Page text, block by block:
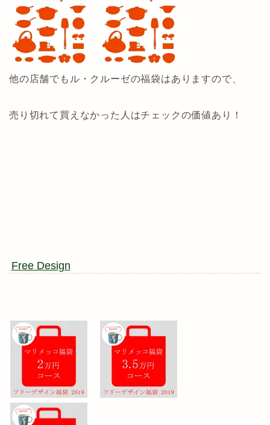
他の店舗でもル・クルーゼの福袋はありますので、
売り切れて買えなかった人はチェックの価値あり！
Free Design